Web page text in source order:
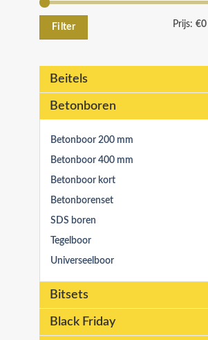
prijs
prijsFilter Prijs: €0
Beitels
Betonboren
Betonboor 200 mm
Betonboor 400 mm
Betonboor kort
Betonborenset
SDS boren
Tegelboor
Universeelboor
Bitsets
Black Friday